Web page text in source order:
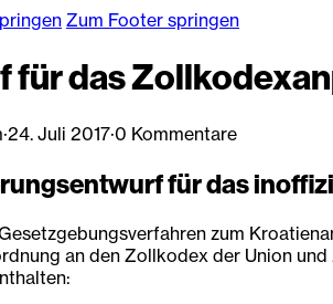
Zum Footer springen
für das
·24. Juli 2017·0 Kommentare
für das
zum
an den Zollkodex der Union